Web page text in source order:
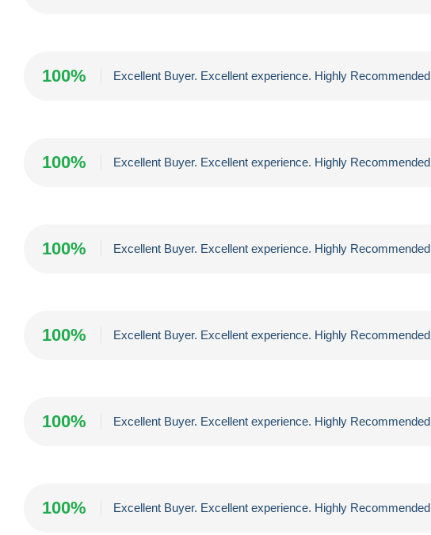
100% Excellent Buyer. Excellent experience. Highly Recommended
100% Excellent Buyer. Excellent experience. Highly Recommended
100% Excellent Buyer. Excellent experience. Highly Recommended
100% Excellent Buyer. Excellent experience. Highly Recommended
100% Excellent Buyer. Excellent experience. Highly Recommended
100% Excellent Buyer. Excellent experience. Highly Recommended